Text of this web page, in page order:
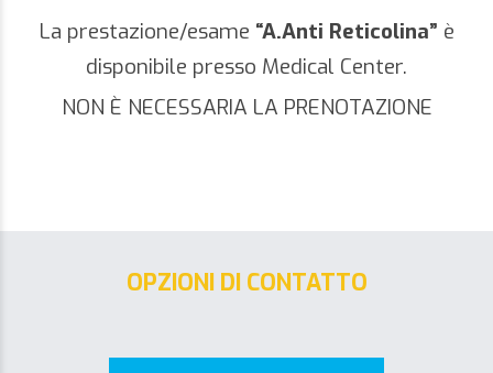
La prestazione/esame “A.Anti Reticolina” è
disponibile presso Medical Center.
NON È NECESSARIA LA PRENOTAZIONE
OPZIONI DI CONTATTO